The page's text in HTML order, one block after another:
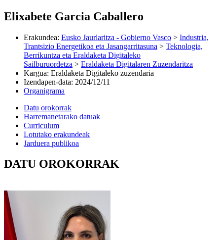
Elixabete Garcia Caballero
Erakundea: Eusko Jaurlaritza - Gobierno Vasco > Industria,
Trantsizio Energetikoa eta Jasangarritasuna > Teknologia,
Berrikuntza eta Eraldaketa Digitaleko
Sailburuordetza > Eraldaketa Digitalaren Zuzendaritza
Kargua: Eraldaketa Digitaleko zuzendaria
Izendapen-data: 2024/12/11
Organigrama
Datu orokorrak
Harremanetarako datuak
Curriculum
Lotutako erakundeak
Jarduera publikoa
DATU OROKORRAK